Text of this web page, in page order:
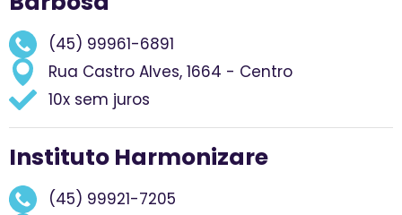
(45) 99961-6891
Rua Castro Alves, 1664 - Centro
10x sem juros
Instituto Harmonizare
(45) 99921-7205